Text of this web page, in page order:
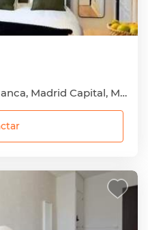
Recoletos, Barrio de Salamanca, Madrid Capital, Madrid